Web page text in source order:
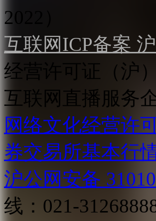
2022）
互联网ICP备案
经营许可证（沪
互联网直播服务
网络文化经营许
券交易所基本行
沪公网安备
线：021-